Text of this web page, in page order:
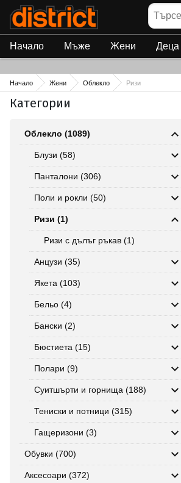
Търсене
Начало Мъже Жени Деца
Начало Жени Облекло Ризи
Категории
Облекло (1089)
Блузи (58)
Панталони (306)
Поли и рокли (50)
Ризи (1)
Ризи с дълъг ръкав (1)
Анцузи (35)
Якета (103)
Бельо (4)
Бански (2)
Бюстиета (15)
Полари (9)
Суитшърти и горнища (188)
Тениски и потници (315)
Гащеризони (3)
Обувки (700)
Аксесоари (372)